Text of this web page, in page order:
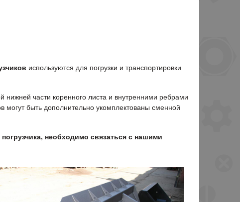
используются для погрузки и транспортировки
части коренного листа и внутренними ребрами
могут быть дополнительно укомплектованы сменной
необходимо связаться с нашими